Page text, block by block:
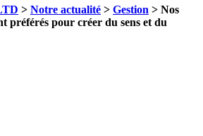
> Notre actualité > Gestion > Nos
préférés pour créer du sens et du